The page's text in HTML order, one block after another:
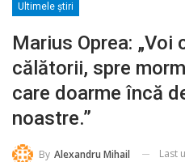
Ultimele ştiri
Marius Oprea:
călătorii, spre
care doarme încă
noastre.”
By Alexandru Mihail Last